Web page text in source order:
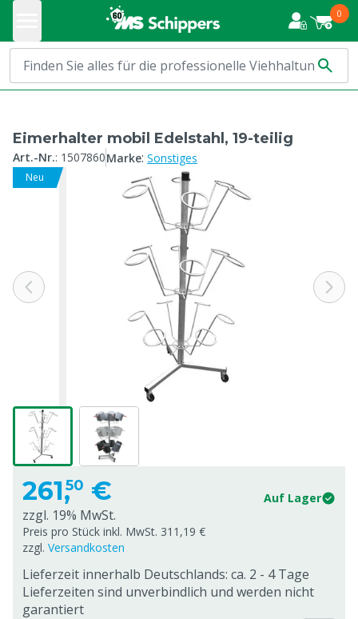
0
Eimerhalter mobil Edelstahl, 19-teilig
Art.-Nr.: 1507860Marke: Sonstiges
Neu
261,50 € Auf Lager
zzgl. 19% MwSt.
Preis pro Stück inkl. MwSt. 311,19 €
zzgl. Versandkosten
Lieferzeit innerhalb Deutschlands: ca. 2 - 4 Tage
Lieferzeiten sind unverbindlich und werden nicht
garantiert